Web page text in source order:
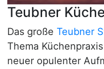
Teubner
Das große Teubner
Thema
neuer opulenter